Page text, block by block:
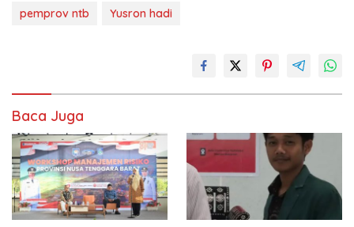
pemprov ntb Yusron hadi
Baca Juga